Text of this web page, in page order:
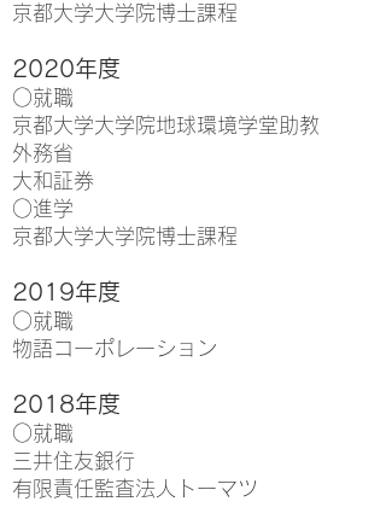
京都大学大学院博士課程
2020年度
○就職
京都大学大学院地球環境学堂助教
外務省
大和証券
○進学
京都大学大学院博士課程
2019年度
○就職
物語コーポレーション
2018年度
○就職
三井住友銀行
有限責任監査法人トーマツ